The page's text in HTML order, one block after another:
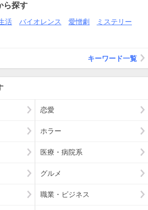
ら探す
活 バイオレンス 愛憎劇
ミステリー
キーワード一覧
恋愛
ホラー
医療・病院系
グルメ
職業・ビジネス